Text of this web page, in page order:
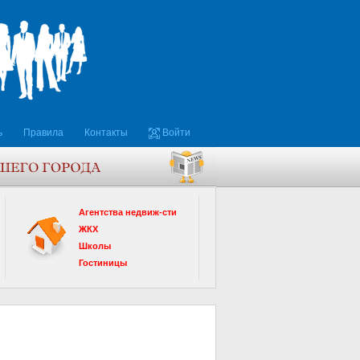
Правила Контакты Войти
Агентства недвиж-сти
ЖКХ
Школы
Гостиницы